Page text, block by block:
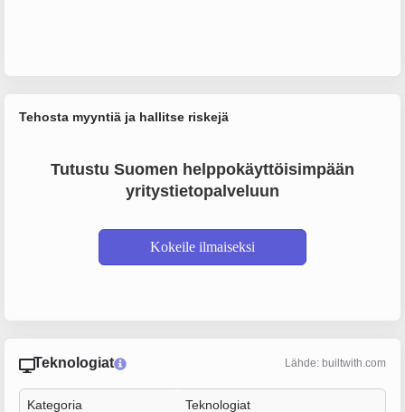
Tehosta myyntiä ja hallitse riskejä
Tutustu Suomen helppokäyttöisimpään
yritystietopalveluun
Kokeile ilmaiseksi
Teknologiat Lähde: builtwith.com
Kategoria Teknologiat